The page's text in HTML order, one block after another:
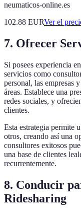
neumaticos-online.es
102.88 EURVer el
7. Ofrecer
Si posees experiencia
servicios como
personal, las empresas
áreas. Establece una
redes sociales, y
clientes.
Esta estrategia permite
otros, creando así una
consultores exitosos
una base de clientes
recurrentemente.
8. Conducir
Ridesharing